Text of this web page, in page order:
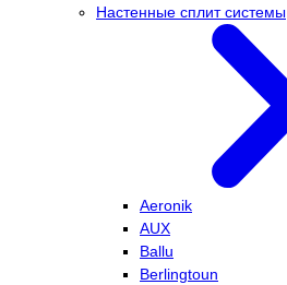
Настенные сплит системы
Aeronik
AUX
Ballu
Berlingtoun